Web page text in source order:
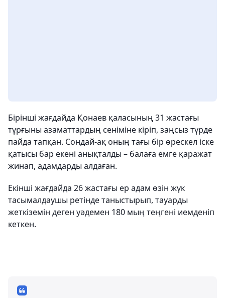
Бірінші жағдайда Қонаев қаласының 31 жастағы
тұрғыны азаматтардың сеніміне кіріп, заңсыз түрде
пайда тапқан. Сондай-ақ оның тағы бір өрескел іске
қатысы бар екені анықталды – балаға емге қаражат
жинап, адамдарды алдаған.
Екінші жағдайда 26 жастағы ер адам өзін жүк
тасымалдаушы ретінде таныстырып, тауарды
жеткіземін деген уәдемен 180 мың теңгені иемденіп
кеткен.